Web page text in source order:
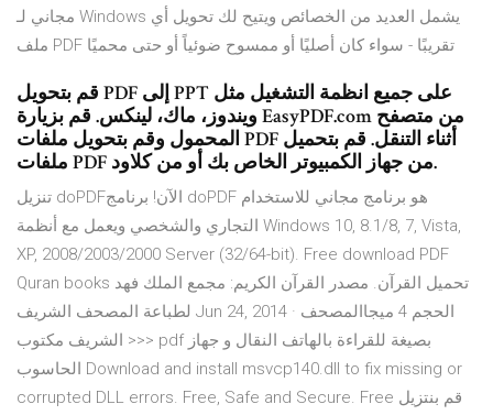
مجاني لـ Windows يشمل العديد من الخصائص ويتيح لك تحويل أي
ملف PDF تقريبًا - سواء كان أصليًا أو ممسوح ضوئياً أو حتى محميًا
قم بتحويل PDF إلى PPT على جميع انظمة التشغيل مثل
ويندوز، ماك، لينكس. قم بزيارة EasyPDF.com من متصفح
المحمول وقم بتحويل ملفات PDF أثناء التنقل. قم بتحميل
ملفات PDF من جهاز الكمبيوتر الخاص بك أو من كلاود.
تنزيل doPDFالآن! برنامج doPDF هو برنامج مجاني للاستخدام
التجاري والشخصي ويعمل مع أنظمة Windows 10, 8.1/8, 7, Vista,
XP, 2008/2003/2000 Server (32/64-bit). Free download PDF
Quran books تحميل القرآن. مصدر القرآن الكريم: مجمع الملك فهد
لطباعة المصحف الشريف Jun 24, 2014 · الحجم 4 ميجاالمصحف
الشريف مكتوب >>> pdf بصيغة للقراءة بالهاتف النقال و جهاز
الحاسوب Download and install msvcp140.dll to fix missing or
corrupted DLL errors. Free, Safe and Secure. ‫قم بنتزيل Free